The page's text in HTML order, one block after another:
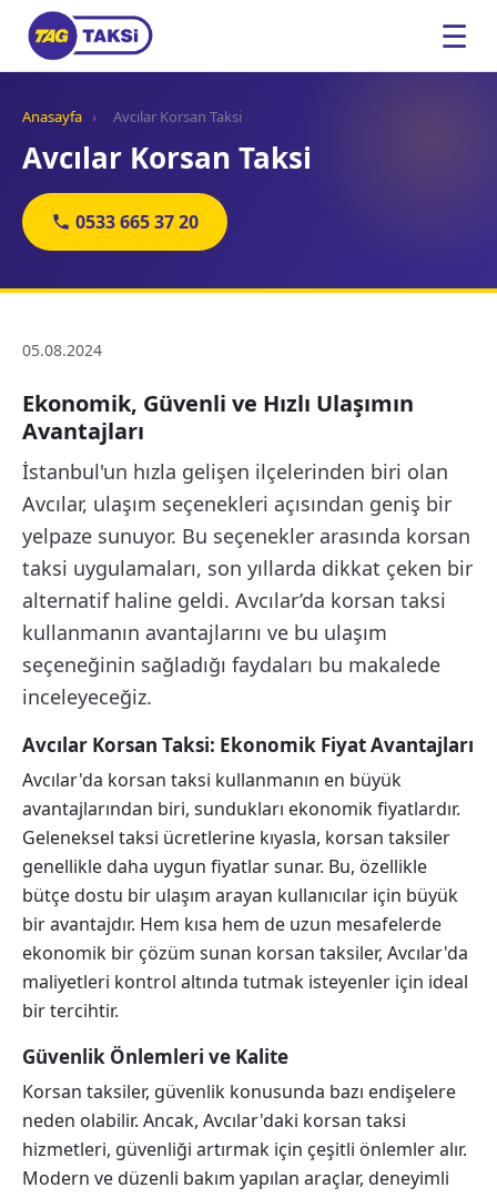
☰
Anasayfa › Avcılar Korsan Taksi
Avcılar Korsan Taksi
0533 665 37 20
05.08.2024
Ekonomik, Güvenli ve Hızlı Ulaşımın
Avantajları
İstanbul'un hızla gelişen ilçelerinden biri olan
Avcılar, ulaşım seçenekleri açısından geniş bir
yelpaze sunuyor. Bu seçenekler arasında korsan
taksi uygulamaları, son yıllarda dikkat çeken bir
alternatif haline geldi. Avcılar’da korsan taksi
kullanmanın avantajlarını ve bu ulaşım
seçeneğinin sağladığı faydaları bu makalede
inceleyeceğiz.
Avcılar Korsan Taksi: Ekonomik Fiyat Avantajları
Avcılar'da korsan taksi kullanmanın en büyük
avantajlarından biri, sundukları ekonomik fiyatlardır.
Geleneksel taksi ücretlerine kıyasla, korsan taksiler
genellikle daha uygun fiyatlar sunar. Bu, özellikle
bütçe dostu bir ulaşım arayan kullanıcılar için büyük
bir avantajdır. Hem kısa hem de uzun mesafelerde
ekonomik bir çözüm sunan korsan taksiler, Avcılar'da
maliyetleri kontrol altında tutmak isteyenler için ideal
bir tercihtir.
Güvenlik Önlemleri ve Kalite
Korsan taksiler, güvenlik konusunda bazı endişelere
neden olabilir. Ancak, Avcılar'daki korsan taksi
hizmetleri, güvenliği artırmak için çeşitli önlemler alır.
Modern ve düzenli bakım yapılan araçlar, deneyimli